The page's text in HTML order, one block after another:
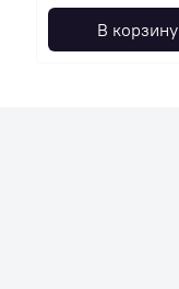
В корзину